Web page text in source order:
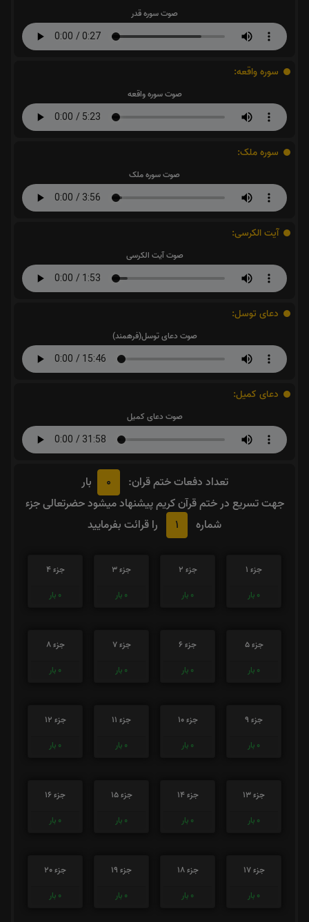
صوت سوره قدر
سوره واقعه:
صوت سوره واقعه
سوره ملک:
صوت سوره ملک
آیت الکرسی:
صوت آیت الکرسی
دعای توسل:
صوت دعای توسل(فرهمند)
دعای کمیل:
صوت دعای کمیل
تعداد دفعات ختم قران: 0
بار
جهت تسریع در ختم قرآن کریم پیشنهاد میشود حضرتعالی جزء
شماره
1 را قرائت بفرمایید
جزء 1
0 بار
جزء 2
0 بار
جزء 3
0 بار
جزء 4
0 بار
جزء 5
0 بار
جزء 6
0 بار
جزء 7
0 بار
جزء 8
0 بار
جزء 9
0 بار
جزء 10
0 بار
جزء 11
0 بار
جزء 12
0 بار
جزء 13
0 بار
جزء 14
0 بار
جزء 15
0 بار
جزء 16
0 بار
جزء 17
0 بار
جزء 18
0 بار
جزء 19
0 بار
جزء 20
0 بار